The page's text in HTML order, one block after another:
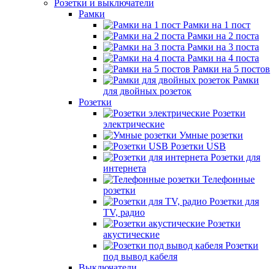
Розетки и выключатели
Рамки
Рамки на 1 пост
Рамки на 2 поста
Рамки на 3 поста
Рамки на 4 поста
Рамки на 5 постов
Рамки
для двойных розеток
Розетки
Розетки
электрические
Умные розетки
Розетки USB
Розетки для
интернета
Телефонные
розетки
Розетки для
TV, радио
Розетки
акустические
Розетки
под вывод кабеля